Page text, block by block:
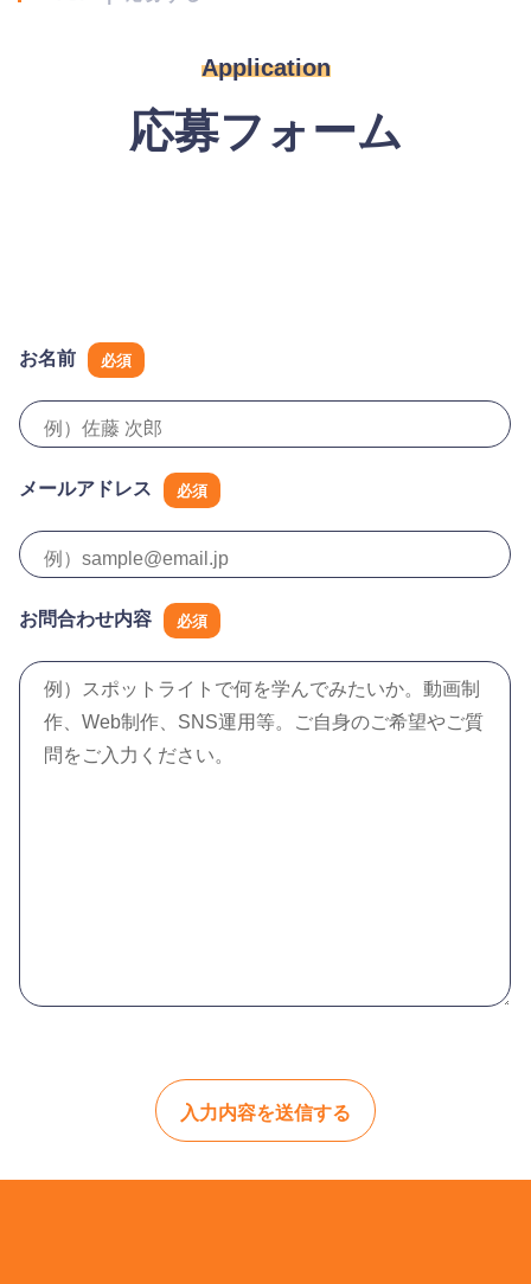
Application
応募フォーム
お名前 必須
メールアドレス 必須
お問合わせ内容 必須
入力内容を送信する